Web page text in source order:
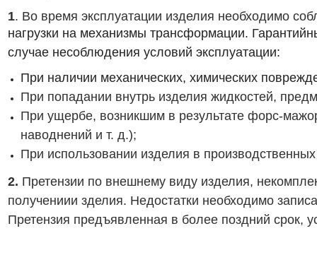
При наличии механических, химических
При попадании внутрь изделия жидкостей,
При ущербе, возникшим в результате форс-
наводнений и т. д.);
При использовании изделия в
1. Во время эксплуатации изделия необходимо
нагрузки на механизмы трансформации.
случае несоблюдения условий эксплуатации:
2. Претензии по внешнему виду изделия,
получениии зделия. Недостатки необходимо
Претензия предъявленная в более поздний срок,